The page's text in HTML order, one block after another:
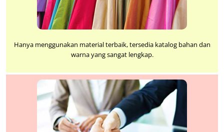
Hanya menggunakan material terbaik, tersedia katalog bahan dan
warna yang sangat lengkap.